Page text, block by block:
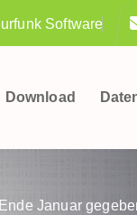
Software
Download
Januar